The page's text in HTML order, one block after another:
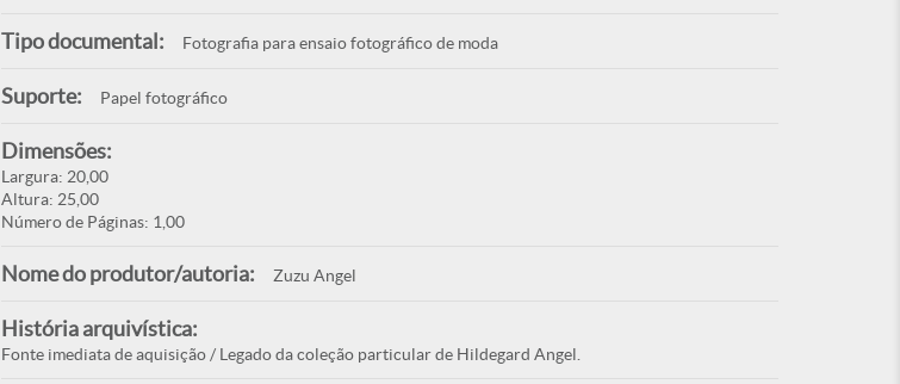
Tipo documental: Fotografia para ensaio fotográfico de moda
Suporte: Papel fotográfico
Dimensões:
Largura: 20,00
Altura: 25,00
Número de Páginas: 1,00
Nome do produtor/autoria: Zuzu Angel
História arquivística:
Fonte imediata de aquisição / Legado da coleção particular de Hildegard Angel.